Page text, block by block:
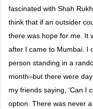
fascinated with Shah
think that if an outsider
there was hope for me. It
after I came to Mumbai. I
person standing in a
month–but there were
my friends saying, ‘Can I
option. There was never